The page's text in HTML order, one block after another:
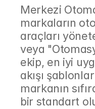
Merkezi
markaların
araçları
veya
ekip, en iyi
akışı
markanın
bir standart